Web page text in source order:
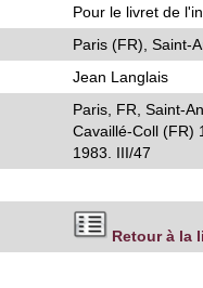
Pour le livret de
Paris (FR), Saint-
Jean Langlais
Paris, FR, Saint-
Cavaillé-Coll (FR)
1983. III/47
Retour à la